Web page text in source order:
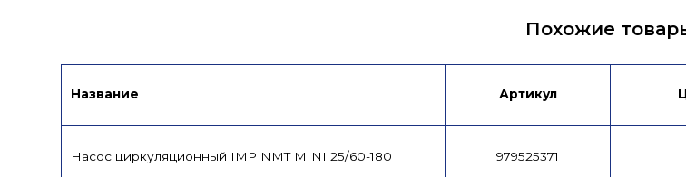
Похожие
Название Артикул
Насос циркуляционный IMP NMT MINI 25/60-180 979525371